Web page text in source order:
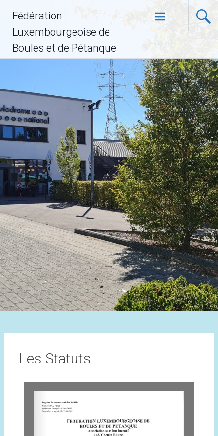
Fédération
Luxembourgeoise de
Boules et de Pétanque
Les Statuts